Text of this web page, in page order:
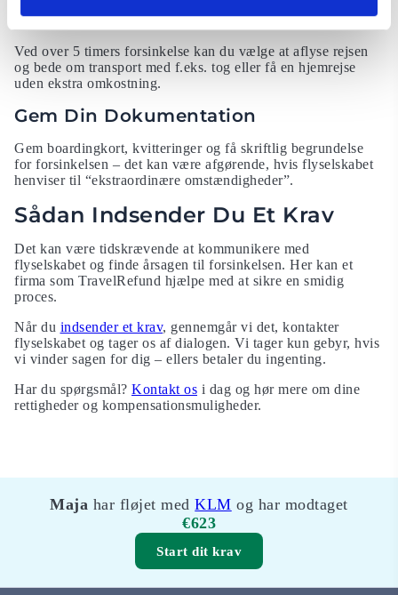
Kend Dine Rettigheder
Ved over 5 timers forsinkelse kan du vælge at aflyse rejsen
og bede om transport med f.eks. tog eller få en hjemrejse
uden ekstra omkostning.
Gem Din Dokumentation
Gem boardingkort, kvitteringer og få skriftlig begrundelse
for forsinkelsen – det kan være afgørende, hvis flyselskabet
henviser til “ekstraordinære omstændigheder”.
Sådan Indsender Du Et Krav
Det kan være tidskrævende at kommunikere med
flyselskabet og finde årsagen til forsinkelsen. Her kan et
firma som TravelRefund hjælpe med at sikre en smidig
proces.
Når du indsender et krav, gennemgår vi det, kontakter
flyselskabet og tager os af dialogen. Vi tager kun gebyr, hvis
vi vinder sagen for dig – ellers betaler du ingenting.
Har du spørgsmål? Kontakt os i dag og hør mere om dine
rettigheder og kompensationsmuligheder.
Maja har fløjet medKLM og har modtaget
€623
Start dit krav